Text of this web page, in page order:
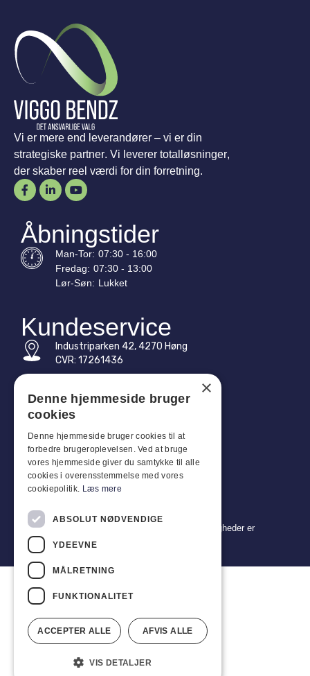
Vi er mere end leverandører – vi er din
strategiske partner. Vi leverer totalløsninger,
der skaber reel værdi for din forretning.
Åbningstider
Man-Tor: 07:30 - 16:00
Fredag: 07:30 - 13:00
Lør-Søn: Lukket
Kundeservice
Industriparken 42, 4270 Høng
CVR: 17261436
E-mail: vb@viggobendz.dk
Quicklinks
Persondatapolitik
Salgs- og leveringsbetingelser
Copyright 2024 © Viggo Bendz. Alle rettigheder er
×
Denne hjemmeside bruger
cookies
Denne hjemmeside bruger cookies til at
forbedre brugeroplevelsen. Ved at bruge
vores hjemmeside giver du samtykke til alle
cookies i overensstemmelse med vores
cookiepolitik. Læs mere
ABSOLUT NØDVENDIGE
YDEEVNE
MÅLRETNING
FUNKTIONALITET
ACCEPTER ALLE AFVIS ALLE
VIS DETALJER